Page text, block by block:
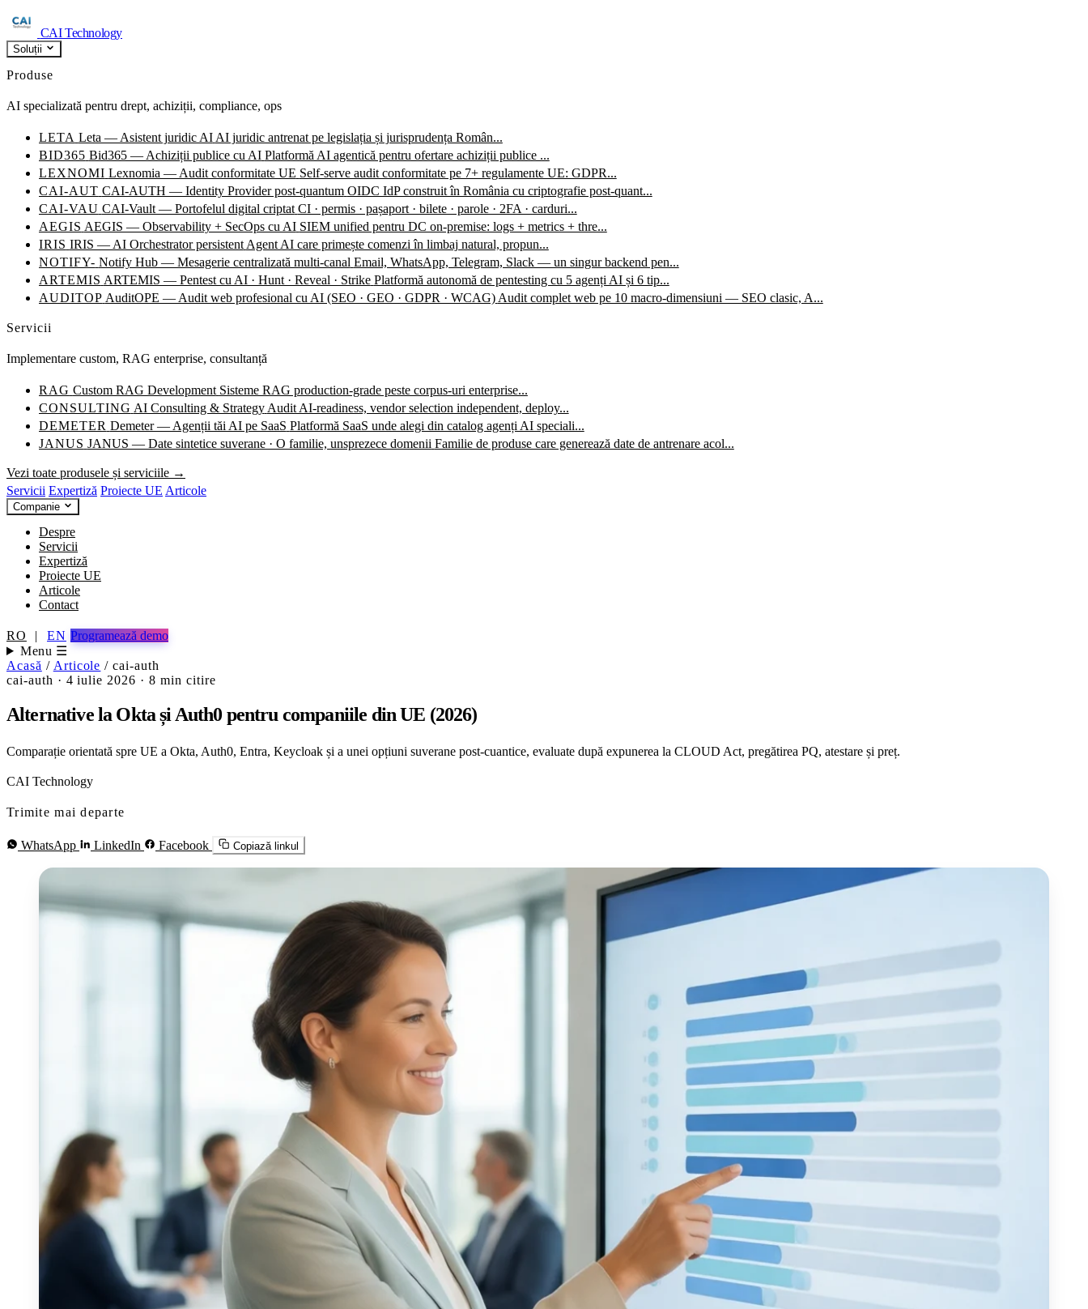
CAI Technology
Soluții
Produse
AI specializată pentru drept, achiziții, compliance, ops
LETA Leta — Asistent juridic AI AI juridic antrenat pe legislația și jurisprudența Român...
BID365 Bid365 — Achiziții publice cu AI Platformă AI agentică pentru ofertare achiziții publice ...
LEXNOMI Lexnomia — Audit conformitate UE Self-serve audit conformitate pe 7+ regulamente UE: GDPR...
CAI-AUT CAI-AUTH — Identity Provider post-quantum OIDC IdP construit în România cu criptografie post-quant...
CAI-VAU CAI-Vault — Portofelul digital criptat CI · permis · pașaport · bilete · parole · 2FA · carduri...
AEGIS AEGIS — Observability + SecOps cu AI SIEM unified pentru DC on-premise: logs + metrics + thre...
IRIS IRIS — AI Orchestrator persistent Agent AI care primește comenzi în limbaj natural, propun...
NOTIFY- Notify Hub — Mesagerie centralizată multi-canal Email, WhatsApp, Telegram, Slack — un singur backend pen...
ARTEMIS ARTEMIS — Pentest cu AI · Hunt · Reveal · Strike Platformă autonomă de pentesting cu 5 agenți AI și 6 tip...
AUDITOP AuditOPE — Audit web profesional cu AI (SEO · GEO · GDPR · WCAG) Audit complet web pe 10 macro-dimensiuni — SEO clasic, A...
Servicii
Implementare custom, RAG enterprise, consultanță
RAG Custom RAG Development Sisteme RAG production-grade peste corpus-uri enterprise...
CONSULTING AI Consulting & Strategy Audit AI-readiness, vendor selection independent, deploy...
DEMETER Demeter — Agenții tăi AI pe SaaS Platformă SaaS unde alegi din catalog agenți AI speciali...
JANUS JANUS — Date sintetice suverane · O familie, unsprezece domenii Familie de produse care generează date de antrenare acol...
Vezi toate produsele și serviciile →
Servicii Expertiză Proiecte UE Articole
Companie
Despre
Servicii
Expertiză
Proiecte UE
Articole
Contact
RO | EN Programează demo
Menu ☰
Acasă / Articole / cai-auth
cai-auth · 4 iulie 2026 · 8 min citire
Alternative la Okta și Auth0 pentru companiile din UE (2026)
Comparație orientată spre UE a Okta, Auth0, Entra, Keycloak și a unei opțiuni suverane post-cuantice, evaluate după expunerea la CLOUD Act, pregătirea PQ, atestare și preț.
CAI Technology
Trimite mai departe
WhatsApp LinkedIn Facebook Copiază linkul